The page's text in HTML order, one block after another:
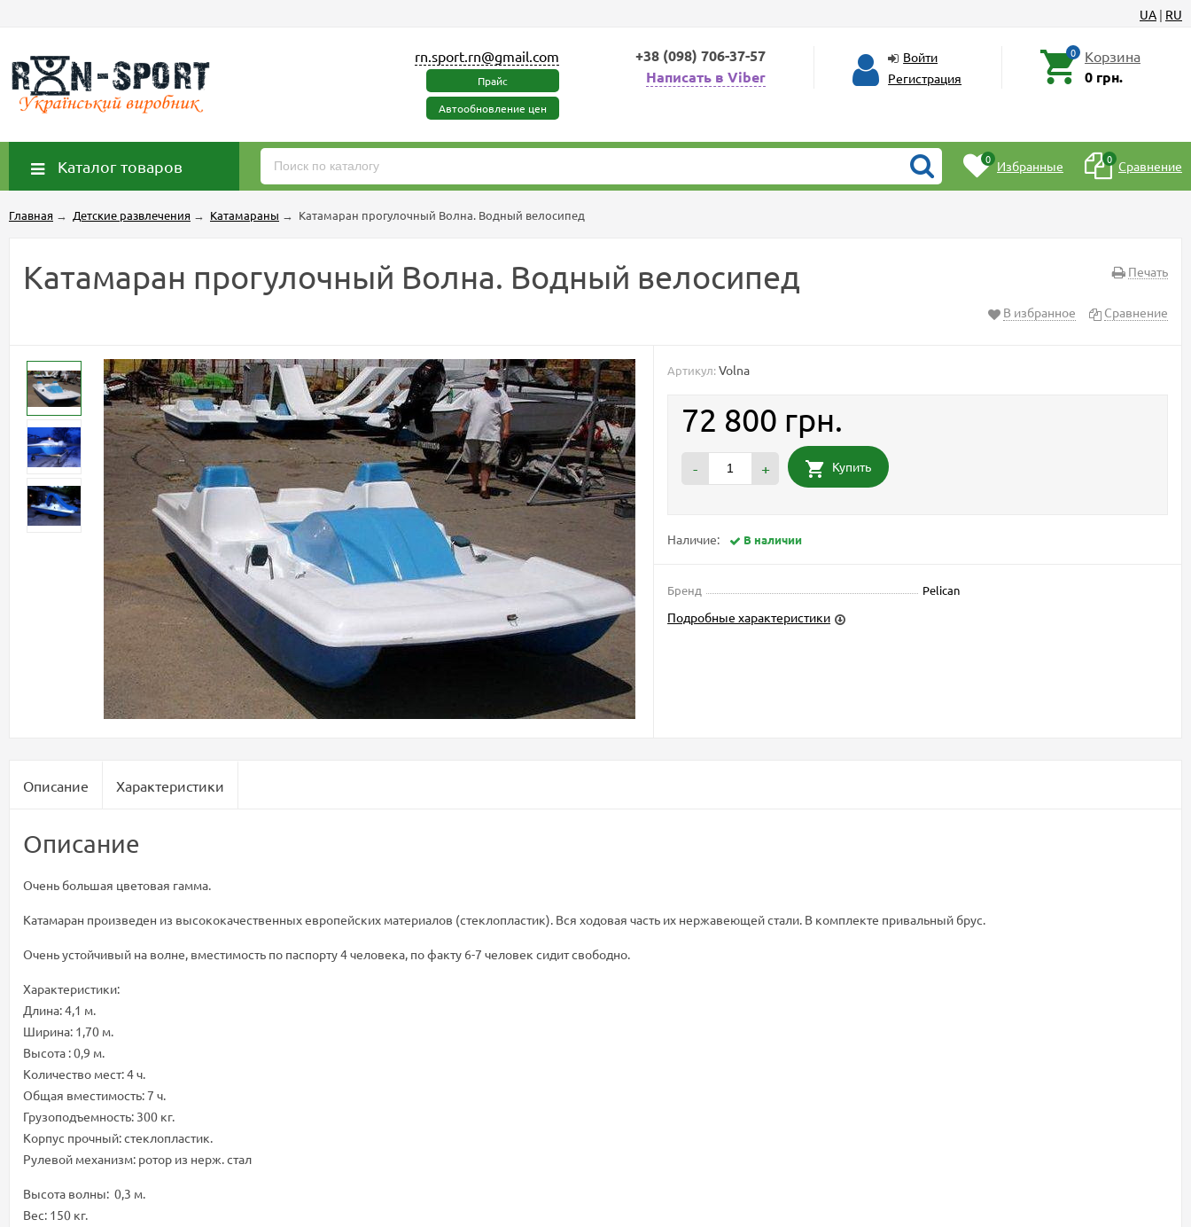
UA | RU
rn.sport.rn@gmail.com
Прайс
Автообновление цен
+38 (098) 706-37-57
Написать в Viber
Войти
Регистрация
0 Корзина
0 грн.
Каталог товаров 0 Избранные 0 Сравнение
Главная → Детские развлечения → Катамараны → Катамаран прогулочный Волна. Водный велосипед
Печать
Катамаран прогулочный Волна. Водный велосипед
В избранное Сравнение
Артикул: Volna
72 800 грн.
- + Купить
Наличие: В наличии
Бренд Pelican
Подробные характеристики
Описание Характеристики
Описание
Очень большая цветовая гамма.
Катамаран произведен из высококачественных европейских материалов (стеклопластик). Вся ходовая часть их нержавеющей стали. В комплекте привальный брус.
Очень устойчивый на волне, вместимость по паспорту 4 человека, по факту 6-7 человек сидит свободно.
Характеристики:
Длина: 4,1 м.
Ширина: 1,70 м.
Высота : 0,9 м.
Количество мест: 4 ч.
Общая вместимость: 7 ч.
Грузоподъемность: 300 кг.
Корпус прочный: стеклопластик.
Рулевой механизм: ротор из нерж. стал
Высота волны: 0,3 м.
Вес: 150 кг.